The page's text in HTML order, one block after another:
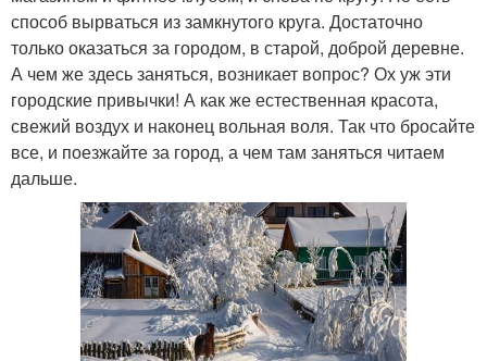
способ вырваться из замкнутого круга. Достаточно
только оказаться за городом, в старой, доброй деревне.
А чем же здесь заняться, возникает вопрос? Ох уж эти
городские привычки! А как же естественная красота,
свежий воздух и наконец вольная воля. Так что бросайте
все, и поезжайте за город, а чем там заняться читаем
дальше.